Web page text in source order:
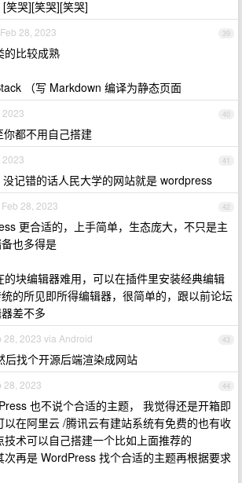
[笑哭][笑哭][笑哭]
39
Feb 28, 2023
的比较成熟
（写 Markdown 编译为静态页面
40
2023
都不用自己搭建
41
2023
没记错的话人民大学的网站就是 wordpress
42
Feb 28, 2023
更合适的，上手简单，生态庞大，不只是主
也多得是
块编辑器难用，可以在插件里安装经典编辑
的所见即所得编辑器，很简单的，跟以前论坛
差不多
43
28, 2023 via Android
后找个开源后端渲染成网站
44
28, 2023
也不说个合适的主题， 我觉得还是开箱即
以在阿里云 /腾讯云有建站系统有免费的也有收
技术可以自己搭建一个比如上面推荐的
次再是 WordPress 找个合适的主题再根据要求